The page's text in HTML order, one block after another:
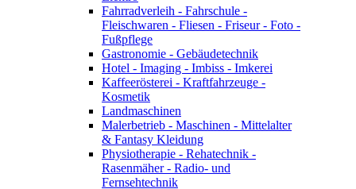
Fahrradverleih - Fahrschule -
Fleischwaren - Fliesen - Friseur - Foto -
Fußpflege
Gastronomie - Gebäudetechnik
Hotel - Imaging - Imbiss - Imkerei
Kaffeerösterei - Kraftfahrzeuge -
Kosmetik
Landmaschinen
Malerbetrieb - Maschinen - Mittelalter
& Fantasy Kleidung
Physiotherapie - Rehatechnik -
Rasenmäher - Radio- und
Fernsehtechnik